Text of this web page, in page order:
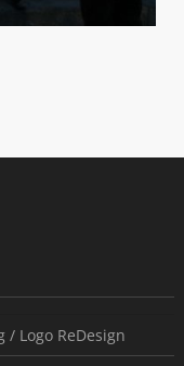
/ Logo ReDesign